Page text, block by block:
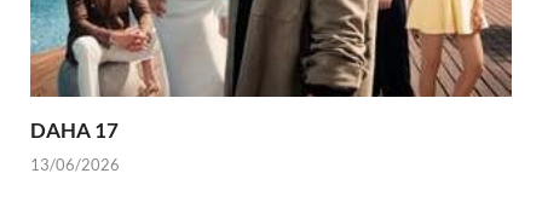
DAHA 17
13/06/2026